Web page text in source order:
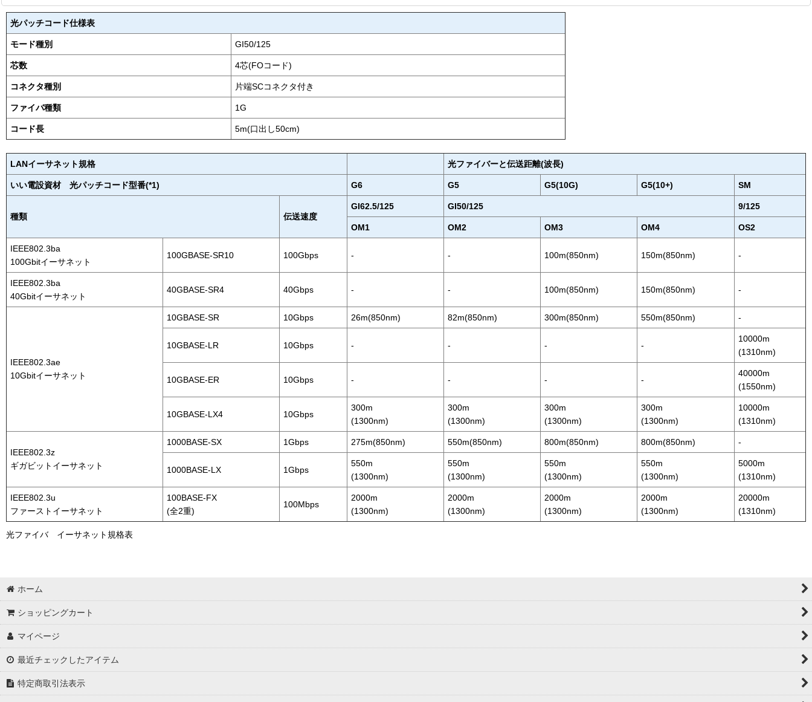
光パッチコード仕様表
モード種別 GI50/125
芯数 4芯(FOコード)
コネクタ種別 片端SCコネクタ付き
ファイバ種類 1G
コード長 5m(口出し50cm)
光ファイバ イーサネット規格表
LANイーサネット規格 光ファイバーと伝送距離(波長)
いい電設資材 光パッチコード型番(*1) G6 G5 G5(10G) G5(10+) SM
種類 伝送速度
GI62.5/125 GI50/125 9/125
OM1 OM2 OM3 OM4 OS2
IEEE802.3ba
100Gbitイーサネット
100GBASE-SR10 100Gbps - - 100m(850nm) 150m(850nm) -
IEEE802.3ba
40Gbitイーサネット
40GBASE-SR4 40Gbps - - 100m(850nm) 150m(850nm) -
IEEE802.3ae
10Gbitイーサネット
10GBASE-SR 10Gbps 26m(850nm) 82m(850nm) 300m(850nm) 550m(850nm) -
10GBASE-LR 10Gbps - - - -
10000m
(1310nm)
10GBASE-ER 10Gbps - - - -
40000m
(1550nm)
10GBASE-LX4 10Gbps
300m
(1300nm)
300m
(1300nm)
300m
(1300nm)
300m
(1300nm)
10000m
(1310nm)
IEEE802.3z
ギガビットイーサネット
1000BASE-SX 1Gbps 275m(850nm) 550m(850nm) 800m(850nm) 800m(850nm) -
1000BASE-LX 1Gbps
550m
(1300nm)
550m
(1300nm)
550m
(1300nm)
550m
(1300nm)
5000m
(1310nm)
IEEE802.3u
ファーストイーサネット
100BASE-FX
(全2重)
100Mbps
2000m
(1300nm)
2000m
(1300nm)
2000m
(1300nm)
2000m
(1300nm)
20000m
(1310nm)
ホーム
ショッピングカート
マイページ
最近チェックしたアイテム
特定商取引法表示